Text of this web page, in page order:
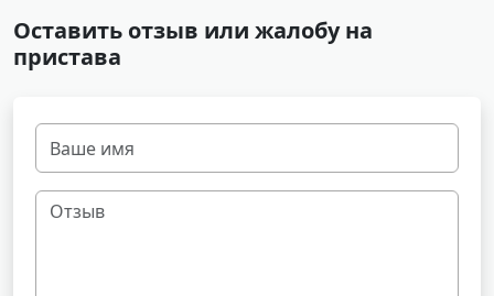
Оставить отзыв или жалобу на
пристава